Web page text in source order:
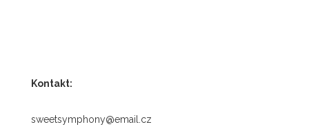
Kontakt:
sweetsymphony@email.cz